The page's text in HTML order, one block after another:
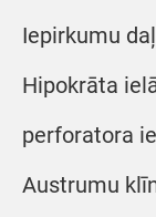
Iepirkumu
Hipokrāta
perforatora
Austrumu